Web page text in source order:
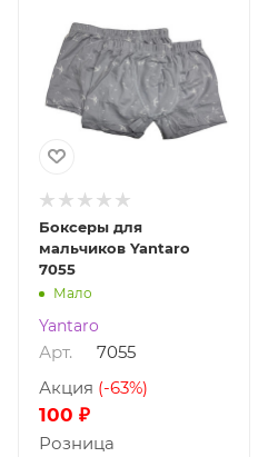
Боксеры для
мальчиков Yantaro
7055
Мало
Yantaro
Арт. 7055
100 ₽
Акция (-63%)
Розница